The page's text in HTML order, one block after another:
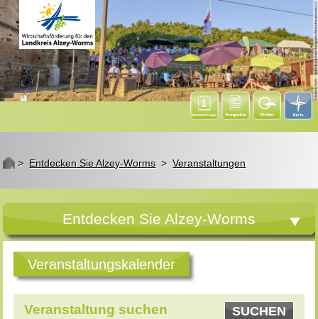
St > Entdecken Sie Alzey-Worms > Veranstaltungen
Entdecken Sie Alzey-Worms
Veranstaltungskalender
Veranstaltung suchen SUCHEN